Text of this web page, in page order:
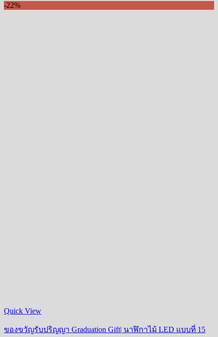
-22%
Quick View
ของขวัญรับปริญญา Graduation Gift| นาฬิกาไม้ LED แบบที่ 15